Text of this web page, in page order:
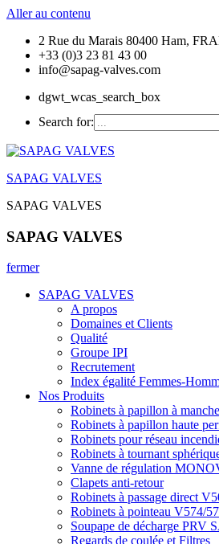
Aller au contenu
2 Rue du Marais 80400 Ham,
+33 (0)3 23 81 43 00
info@sapag-valves.com
dgwt_wcas_search_box
Search for:
SAPAG VALVES
SAPAG VALVES
SAPAG VALVES
fermer
SAPAG VALVES
A propos
Domaines et Clients
Qualité
Groupe IPI
Recrutement
Index égalité Femmes-
Nos Produits
Robinets à papillon à
Robinets à papillon haute
Robinets pour réseau
Robinets à tournant
Vanne de régulation
Clapets anti-retour
Robinets à passage direct
Robinets à pointeau V574/
Soupape de décharge PRV
Regards de coulée et Filtres